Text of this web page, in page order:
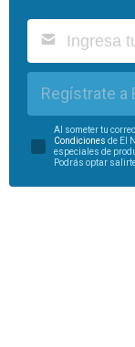
Regístrate a
Al someter tu
Condiciones de El
especiales de
Podrás optar